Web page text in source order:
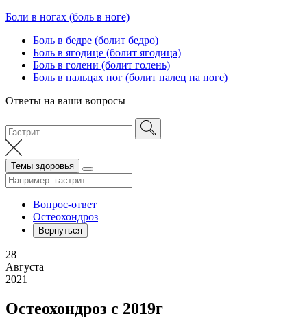
Боли в ногах (боль в ноге)
Боль в бедре (болит бедро)
Боль в ягодице (болит ягодица)
Боль в голени (болит голень)
Боль в пальцах ног (болит палец на ноге)
Ответы на ваши вопросы
Темы здоровья
Вопрос-ответ
Остеохондроз
Вернуться
28
Августа
2021
Остеохондроз с 2019г